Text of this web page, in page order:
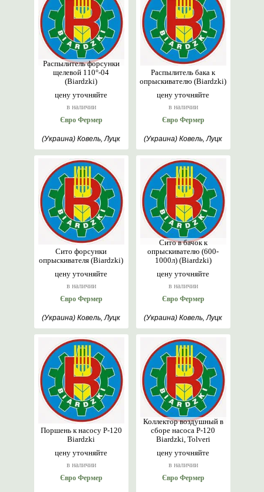
цену уточняйте
в наличии
Распылитель форсунки
щелевой 110°-04
(Biardzki)
Євро Фермер
(Украина) Ковель, Луцк
цену уточняйте
в наличии
Распылитель бака к
опрыскивателю (Biardzki)
Євро Фермер
(Украина) Ковель, Луцк
цену уточняйте
в наличии
Сито форсунки
опрыскивателя (Biardzki)
Євро Фермер
(Украина) Ковель, Луцк
цену уточняйте
в наличии
Сито в бачок к
опрыскивателю (600-
1000л) (Biardzki)
Євро Фермер
(Украина) Ковель, Луцк
цену уточняйте
в наличии
Поршень к насосу Р-120
Biardzki
Євро Фермер
цену уточняйте
в наличии
Коллектор воздушный в
сборе насоса Р-120
Biardzki, Tolveri
Євро Фермер